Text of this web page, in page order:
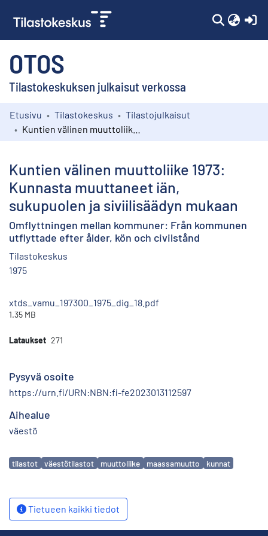
OTOS
Tilastokeskuksen julkaisut verkossa
Kokoelmat
Etusivu Tilastokeskus
Tilastojulkaisut
Kuntien välinen muuttoliike 1973:
Kunnasta muuttaneet iän,
sukupuolen ja siviilisäädyn mukaan
Omflyttningen mellan kommuner: Från kommunen
utflyttade efter ålder, kön och civilstånd
Tilastokeskus
1975
xtds_vamu_197300_1975_dig_18.pdf
1.35 MB
Lataukset 271
Pysyvä osoite
https://urn.fi/URN:NBN:fi-fe2023013112597
Aihealue
väestö
Avainsanat
tilastot väestötilastot muuttoliike maassamuutto kunnat
Tietueen kaikki tiedot